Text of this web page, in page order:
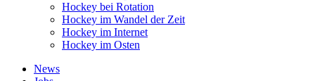
Hockey bei Rotation
Hockey im Wandel der Zeit
Hockey im Internet
Hockey im Osten
News